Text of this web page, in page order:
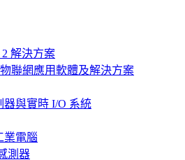
2 解決方案
物聯網應用軟體及解決方案
器與實時 I/O 系統
業電腦
測器